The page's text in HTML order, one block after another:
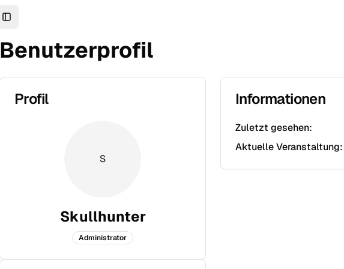
Toggle Sidebar
Benutzerprofil
Profil
S
Skullhunter
Administrator
Informationen
Zuletzt gesehen:
Aktuelle Veranstaltung: